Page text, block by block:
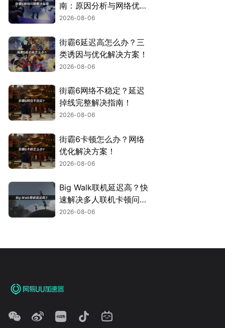
南：原因分析与网络优化
技巧！
2026-08-06
街霸6延迟高怎么办？三
类诱因与优化解决方案！
2026-08-06
街霸6网络不稳定？延迟
掉线完整解决指南！
2026-08-06
街霸6卡顿怎么办？网络
优化解决方案！
2026-08-06
Big Walk联机延迟高？快
速解决多人联机卡顿问
题！
2026-08-06